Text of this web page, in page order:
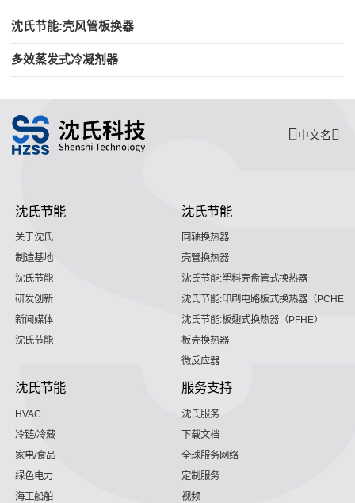
沈氏节能:壳风管板换器
多效蒸发式冷凝剂器
中文名
沈氏节能
关于沈氏
制造基地
沈氏节能
研发创新
新闻媒体
沈氏节能
沈氏节能
同轴换热器
壳管换热器
沈氏节能:塑料壳盘管式换热器
沈氏节能:印刷电路板式换热器（PCHE）
沈氏节能:板翅式换热器（PFHE）
板壳换热器
微反应器
沈氏节能
HVAC
冷链/冷藏
家电/食品
绿色电力
海工船舶
服务支持
沈氏服务
下载文档
全球服务网络
定制服务
视频